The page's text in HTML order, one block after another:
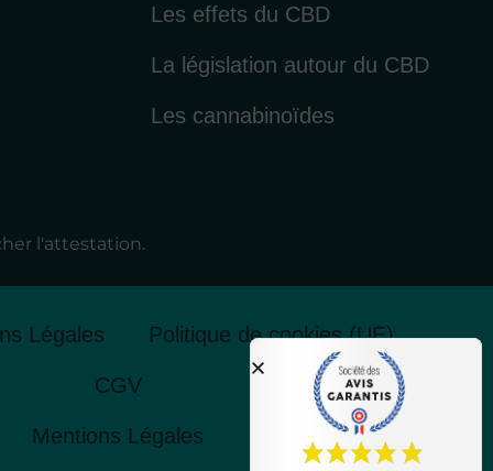
Les effets du CBD
La législation autour du CBD
Les cannabinoïdes
l'attestation.
Légales Politique de cookies (UE)
CGV
Mentions Légales